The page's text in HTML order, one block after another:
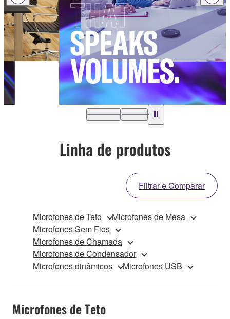
Linha de produtos
Filtrar e Comparar
Microfones de Teto
Microfones de Mesa
Microfones Sem Fios
Microfones de Chamada
Microfones de Condensador
Microfones dinâmicos
Microfones USB
Microfones de Teto